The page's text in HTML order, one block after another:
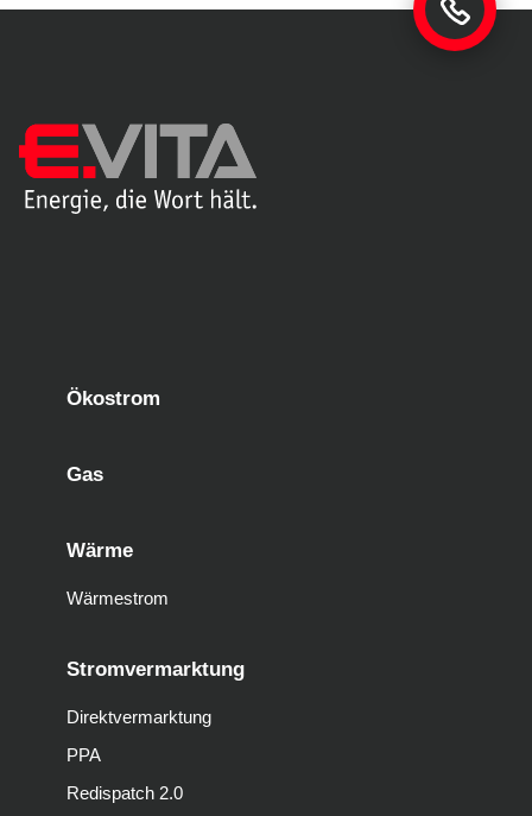
Ökostrom
Gas
Wärme
Wärmestrom
Stromvermarktung
Direktvermarktung
PPA
Redispatch 2.0